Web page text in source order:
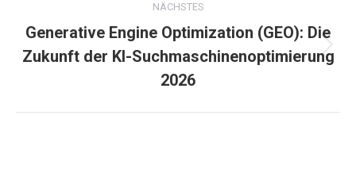
NÄCHSTES
Nächster
Beitrag:
Generative Engine Optimization (GEO): Die
Zukunft der KI-Suchmaschinenoptimierung
2026